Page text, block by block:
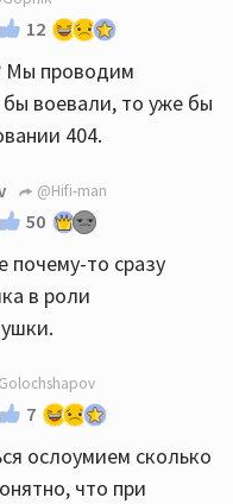
12
Мы проводим
воевали, то уже бы
404.
@Hifi-man
50
почему-то сразу
в роли
7
ослоумием сколько
что при